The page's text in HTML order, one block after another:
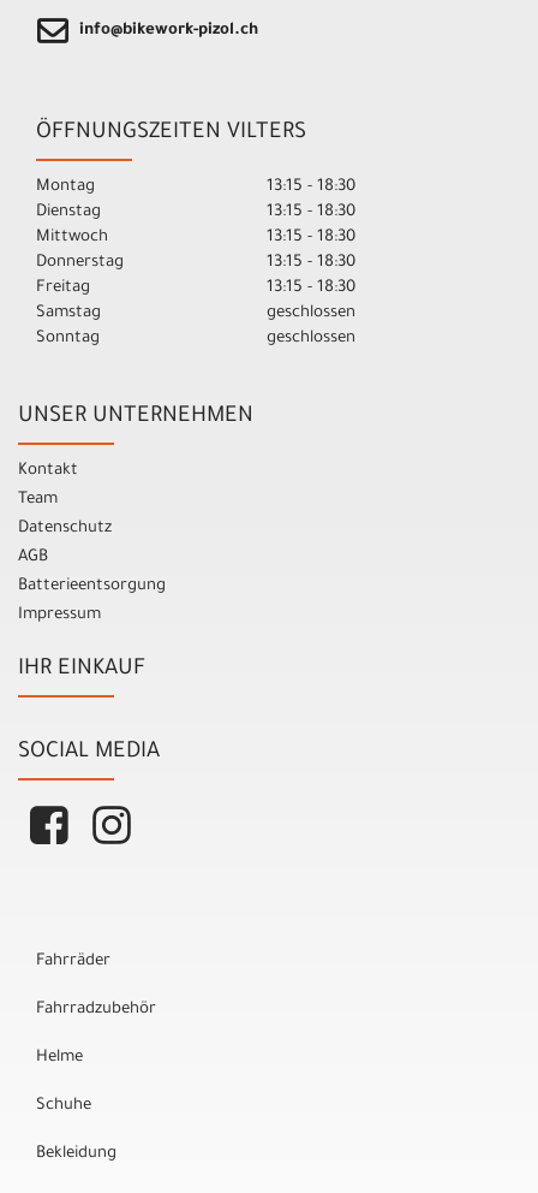
info@bikework-pizol.ch
ÖFFNUNGSZEITEN VILTERS
Montag
13:15 - 18:30
Dienstag
13:15 - 18:30
Mittwoch
13:15 - 18:30
Donnerstag
13:15 - 18:30
Freitag
13:15 - 18:30
Samstag
geschlossen
Sonntag
geschlossen
UNSER UNTERNEHMEN
Kontakt
Team
Datenschutz
AGB
Batterieentsorgung
Impressum
IHR EINKAUF
SOCIAL MEDIA
Fahrräder
Fahrradzubehör
Helme
Schuhe
Bekleidung